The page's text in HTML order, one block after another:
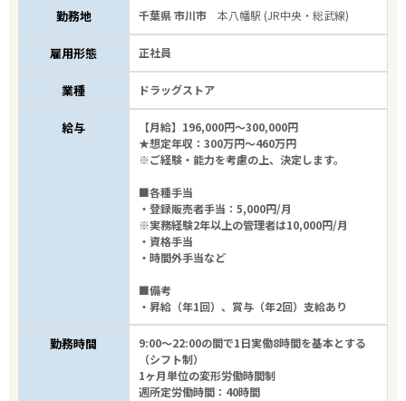
勤務地 千葉県 市川市本八幡駅 (JR中央・総武線)
雇用形態 正社員
業種 ドラッグストア
給与
【月給】196,000円～300,000円
★想定年収：300万円～460万円
※ご経験・能力を考慮の上、決定します。
■各種手当
・登録販売者手当：5,000円/月
※実務経験2年以上の管理者は10,000円/月
・資格手当
・時間外手当など
■備考
・昇給（年1回）、賞与（年2回）支給あり
勤務時間
9:00～22:00の間で1日実働8時間を基本とする
（シフト制）
1ヶ月単位の変形労働時間制
週所定労働時間：40時間